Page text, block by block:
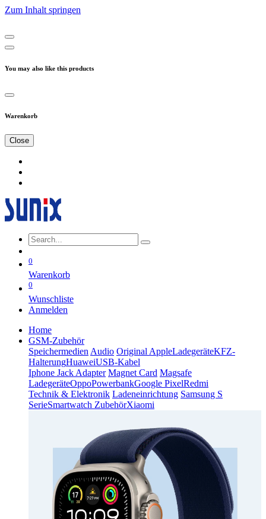
Zum Inhalt springen
You may also like this products
Warenkorb
Close
0
Warenkorb
0
Wunschliste
Anmelden
Home
GSM-Zubehör
Speichermedien Audio Original AppleLadegeräteKFZ-
HalterungHuaweiUSB-Kabel
Iphone Jack Adapter Magnet Card Magsafe
LadegeräteOppoPowerbankGoogle PixelRedmi
Technik & Elektronik Ladeneinrichtung Samsung S
SerieSmartwatch ZubehörXiaomi